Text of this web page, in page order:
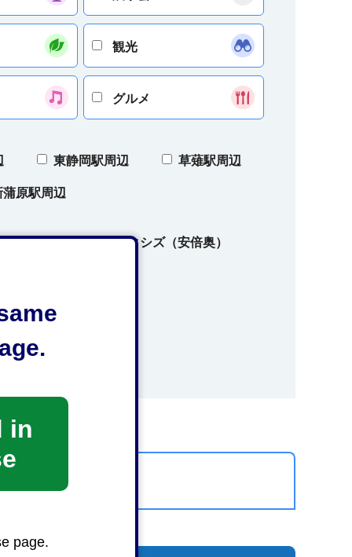
in
page.
観光
グルメ
東静岡駅周辺 草薙駅周辺
蒲原駅周辺
奥大井） オクシズ（安倍奥）
カレンダーを表示